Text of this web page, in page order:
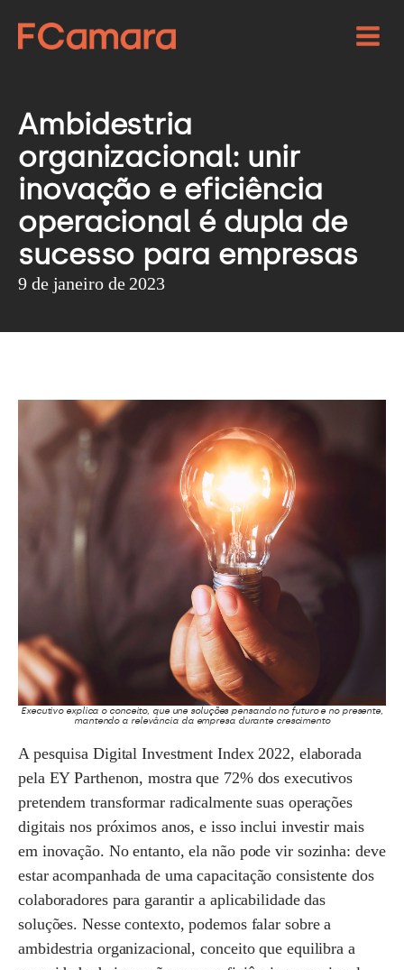
Ambidestria
organizacional: unir
inovação e eficiência
operacional é dupla de
sucesso para empresas
9 de janeiro de 2023
Executivo explica o conceito, que une soluções pensando no futuro e no presente,
mantendo a relevância da empresa durante crescimento
A pesquisa Digital Investment Index 2022, elaborada
pela EY Parthenon, mostra que 72% dos executivos
pretendem transformar radicalmente suas operações
digitais nos próximos anos, e isso inclui investir mais
em inovação. No entanto, ela não pode vir sozinha: deve
estar acompanhada de uma capacitação consistente dos
colaboradores para garantir a aplicabilidade das
soluções. Nesse contexto, podemos falar sobre a
ambidestria organizacional, conceito que equilibra a